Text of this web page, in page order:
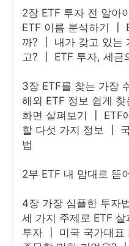
2장 ETF 투자 전 알아
ETF 이름 분석하기 ┃
까? ┃ 내가 갖고 있는
고? ┃ ETF 투자, 세금
3장 ETF를 찾는 가장
해외 ETF 정보 쉽게
화면 살펴보기 ┃ ETF
할 다섯 가지 정보 ┃
법
2부 ETF 내 맘대로 뜯
4장 가장 심플한 투자
세 가지 주제로 ETF
투자 ┃ 미국 국가대표